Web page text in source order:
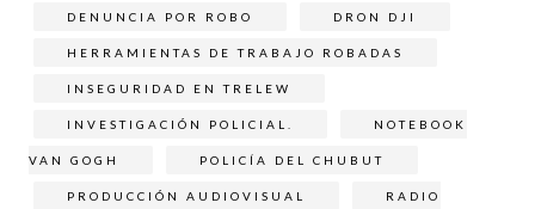
DENUNCIA POR ROBO DRON DJI
HERRAMIENTAS DE TRABAJO ROBADAS
INSEGURIDAD EN TRELEW
INVESTIGACIÓN POLICIAL. NOTEBOOK
VAN GOGH POLICÍA DEL CHUBUT
PRODUCCIÓN AUDIOVISUAL RADIO